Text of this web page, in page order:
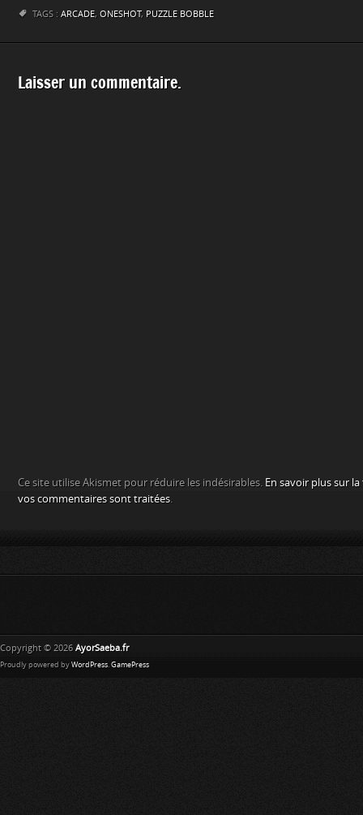
TAGS : ARCADE, ONESHOT, PUZZLE BOBBLE
Laisser un commentaire.
Ce site utilise Akismet pour réduire les indésirables. En savoir plus sur
vos commentaires sont traitées.
Copyright © 2026 AyorSaeba.fr
Proudly powered by WordPress. GamePress